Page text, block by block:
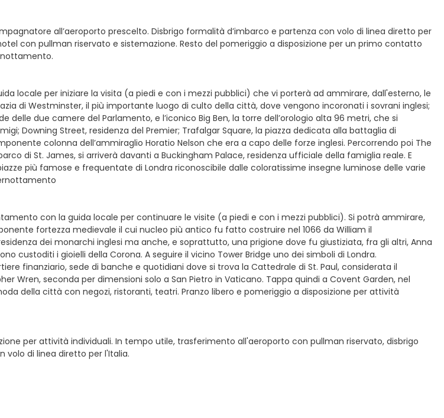
all’aeroporto prescelto. Disbrigo formalità d’imbarco e partenza con volo di linea diretto per
con pullman riservato e sistemazione. Resto del pomeriggio a disposizione per un primo contatto
locale per iniziare la visita (a piedi e con i mezzi pubblici) che vi porterà ad ammirare, dall'esterno, le
di Westminster, il più importante luogo di culto della città, dove vengono incoronati i sovrani inglesi;
delle due camere del Parlamento, e l’iconico Big Ben, la torre dell’orologio alta 96 metri, che si
Downing Street, residenza del Premier; Trafalgar Square, la piazza dedicata alla battaglia di
colonna dell’ammiraglio Horatio Nelson che era a capo delle forze inglesi. Percorrendo poi The
di St. James, si arriverà davanti a Buckingham Palace, residenza ufficiale della famiglia reale. E
più famose e frequentate di Londra riconoscibile dalle coloratissime insegne luminose delle varie
con la guida locale per continuare le visite (a piedi e con i mezzi pubblici). Si potrà ammirare,
fortezza medievale il cui nucleo più antico fu fatto costruire nel 1066 da William il
dei monarchi inglesi ma anche, e soprattutto, una prigione dove fu giustiziata, fra gli altri, Anna
custoditi i gioielli della Corona. A seguire il vicino Tower Bridge uno dei simboli di Londra.
finanziario, sede di banche e quotidiani dove si trova la Cattedrale di St. Paul, considerata il
Wren, seconda per dimensioni solo a San Pietro in Vaticano. Tappa quindi a Covent Garden, nel
della città con negozi, ristoranti, teatri. Pranzo libero e pomeriggio a disposizione per attività
per attività individuali. In tempo utile, trasferimento all'aeroporto con pullman riservato, disbrigo
volo di linea diretto per l'Italia.